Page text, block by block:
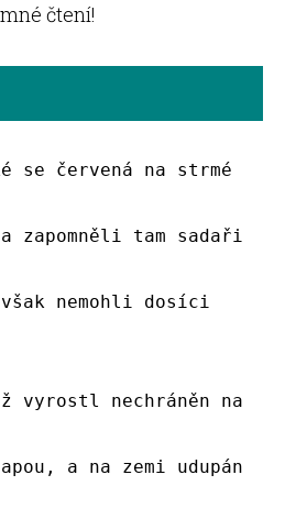
čtení!
se červená na strmé
zapomněli tam sadaři
nemohli dosíci
vyrostl nechráněn na
a na zemi udupán